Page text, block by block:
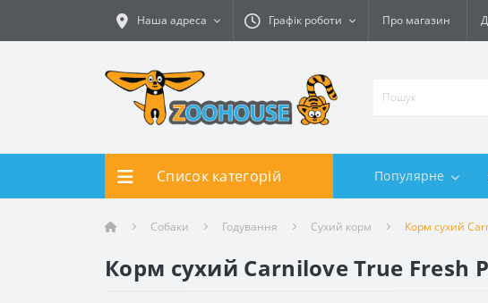
Наша адреса Графік роботи Про магазин
Список категорій Популярне
Собаки Годування Сухий корм Корм сухий
Корм сухий Carnilove True Fresh